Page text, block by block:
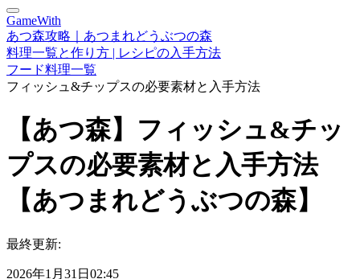
GameWith
あつ森攻略｜あつまれどうぶつの森
料理一覧と作り方 | レシピの入手方法
フード料理一覧
フィッシュ&チップスの必要素材と入手方法
【あつ森】フィッシュ&チッ
プスの必要素材と入手方法
【あつまれどうぶつの森】
最終更新:
2026年1月31日02:45